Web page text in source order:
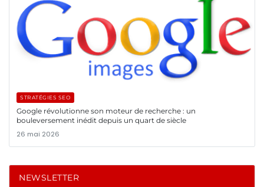
STRATÉGIES SEO
Google révolutionne son moteur de recherche : un
bouleversement inédit depuis un quart de siècle
26 mai 2026
NEWSLETTER